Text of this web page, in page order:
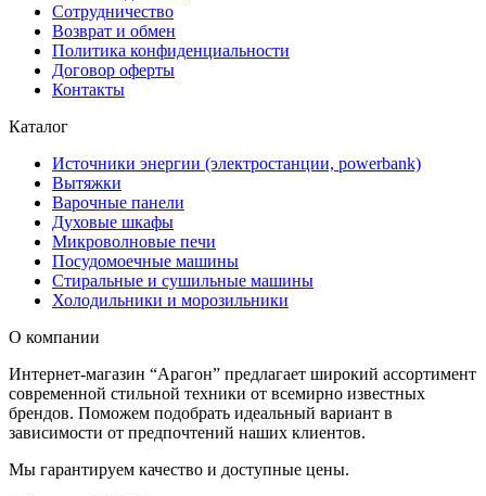
Сотрудничество
Возврат и обмен
Политика конфиденциальности
Договор оферты
Контакты
Каталог
Источники энергии (электростанции, powerbank)
Вытяжки
Варочные панели
Духовые шкафы
Микроволновые печи
Посудомоечные машины
Стиральные и сушильные машины
Холодильники и морозильники
О компании
Интернет-магазин “Арагон” предлагает широкий ассортимент
современной стильной техники от всемирно известных
брендов. Поможем подобрать идеальный вариант в
зависимости от предпочтений наших клиентов.
Мы гарантируем качество и доступные цены.